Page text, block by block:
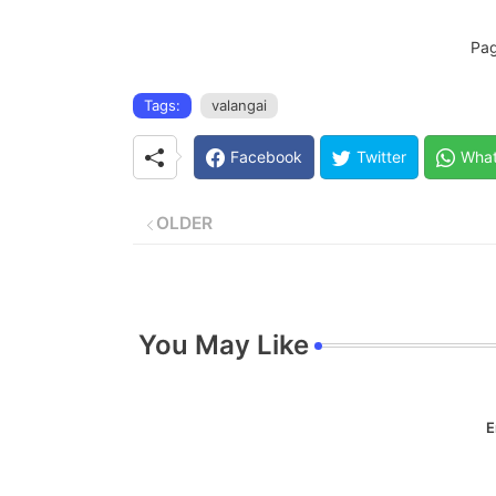
Tags: valangai
Facebook Twitter
OLDER
You May Like